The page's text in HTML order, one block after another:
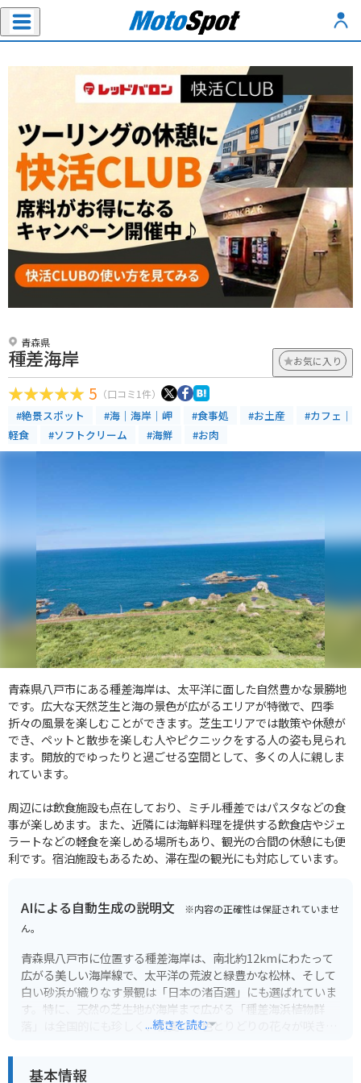
青森県
種差海岸 お気に入り
5 （口コミ1件）
#絶景スポット #海｜海岸｜岬 #食事処 #お土産
#カフェ｜
軽食
#ソフトクリーム #海鮮 #お肉
青森県八戸市にある種差海岸は、太平洋に面した自然豊かな景勝地
です。広大な天然芝生と海の景色が広がるエリアが特徴で、四季
折々の風景を楽しむことができます。芝生エリアでは散策や休憩が
でき、ペットと散歩を楽しむ人やピクニックをする人の姿も見られ
ます。開放的でゆったりと過ごせる空間として、多くの人に親しま
れています。
周辺には飲食施設も点在しており、ミチル種差ではパスタなどの食
事が楽しめます。また、近隣には海鮮料理を提供する飲食店やジェ
ラートなどの軽食を楽しめる場所もあり、観光の合間の休憩にも便
利です。宿泊施設もあるため、滞在型の観光にも対応しています。
AIによる自動生成の説明文 ※内容の正確性は保証されていませ
ん。
青森県八戸市に位置する種差海岸は、南北約12kmにわたって
広がる美しい海岸線で、太平洋の荒波と緑豊かな松林、そして
白い砂浜が織りなす景観は「日本の渚百選」にも選ばれていま
す。特に、天然の芝生地が海岸まで広がる「種差海浜植物群
落」は全国的にも珍しく、初夏には色とりどりの花々が咲き乱
種差海岸周辺には、見どころが点在しています。展望台から
...続きを読む
基本情報